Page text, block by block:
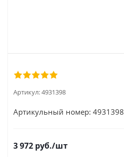
Артикул:4931398
Артикульный номер: 4931398
3 972 руб./шт